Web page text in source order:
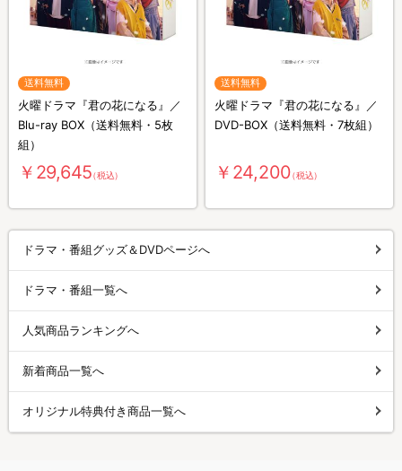
送料無料
火曜ドラマ『君の花になる』／
Blu-ray BOX（送料無料・5枚
組）
￥29,645（税込）
送料無料
火曜ドラマ『君の花になる』／
DVD-BOX（送料無料・7枚組）
￥24,200（税込）
ドラマ・番組グッズ＆DVDページへ
ドラマ・番組一覧へ
人気商品ランキングへ
新着商品一覧へ
オリジナル特典付き商品一覧へ